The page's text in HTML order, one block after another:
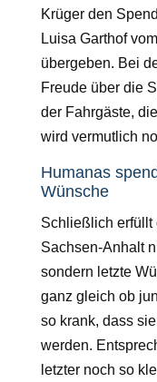
Krüger den
Luisa Garthof
übergeben. Bei
Freude über die
der Fahrgäste,
wird vermutlich
Humanas
Wünsche
Schließlich erfüllt
Sachsen-Anhalt
sondern letzte
ganz gleich ob
so krank, dass
werden.
letzter noch so